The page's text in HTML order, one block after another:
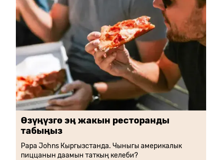
Өзүңүзгө эң жакын ресторанды
табыңыз
Papa Johns Кыргызстанда. Чыныгы америкалык
пиццанын даамын таткың келеби?